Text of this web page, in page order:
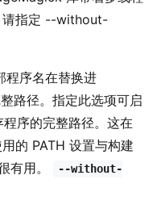
请指定 --without-
程序名在替换进
路径。指定此选项可启
序的完整路径。这在
的 PATH 设置与构建
有用。
--without-